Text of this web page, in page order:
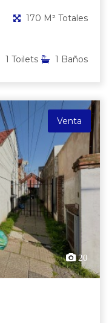
170 M² Totales
1 Baños
1 Toilets
Venta
20